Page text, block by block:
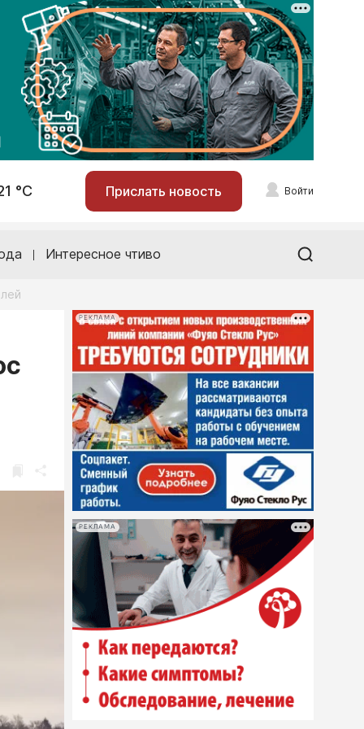
°С Прислать новость Войти
Интересное чтиво
РЕКЛАМА
РЕКЛАМА